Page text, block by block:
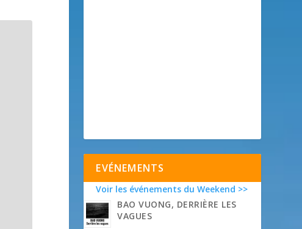
EVÉNEMENTS
Voir les événements du Weekend >>
BAO VUONG, DERRIÈRE LES
VAGUES